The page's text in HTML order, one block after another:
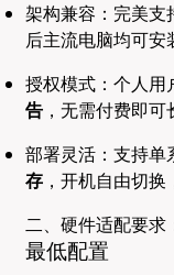
架构兼容：完美
后主流电脑均可安
授权模式：个人用
告 ，无需付费即
部署灵活：支持
存 ，开机自由切
二、硬件适配要求
最低配置